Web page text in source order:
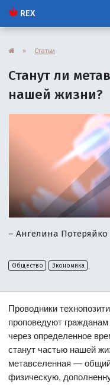
REX
» Статьи
Станут ли
нашей жизни?
– Ангелина Потеряйко
Общество Экономика
Проводники
проповедуют
через определенное
станут частью нашей
метавселенная —
физическую,